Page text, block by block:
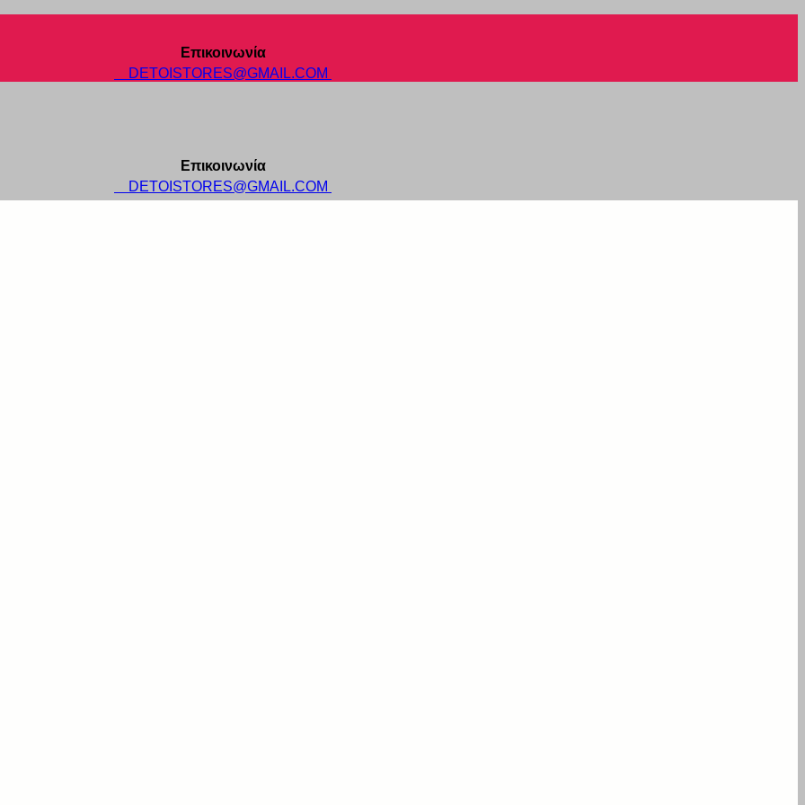
Επικοινωνία
DETOISTORES@GMAIL.COM
Επικοινωνία
DETOISTORES@GMAIL.COM